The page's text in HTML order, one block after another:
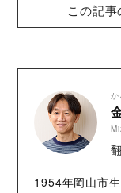
この記事
1954年岡山市